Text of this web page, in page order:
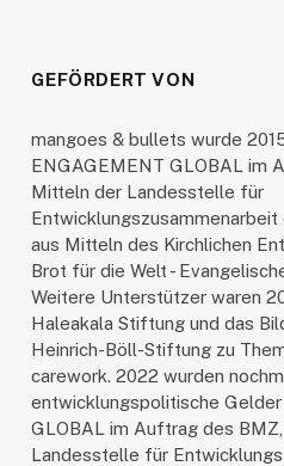
GEFÖRDERT VON
mangoes & bullets wurde
ENGAGEMENT GLOBAL im
Mitteln der Landesstelle für
aus Mitteln des Kirchlichen
Brot für die Welt -
Weitere Unterstützer waren
Haleakala Stiftung und das
Heinrich-Böll-Stiftung zu
carework. 2022 wurden
entwicklungspolitische
GLOBAL im Auftrag des
Landesstelle für